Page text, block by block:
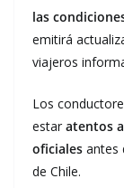
las
emitirá
viajeros
Los
estar atentos
oficiales antes
de Chile.